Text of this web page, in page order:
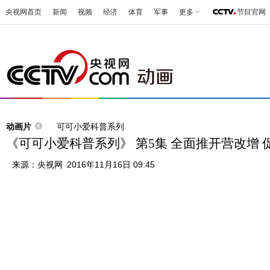
央视网首页 新闻 视频 经济 体育 军事 更多 节目官网
动画片 可可小爱科普系列
《可可小爱科普系列》 第5集 全面推开营改增
来源： 央视网 2016年11月16日 09:45